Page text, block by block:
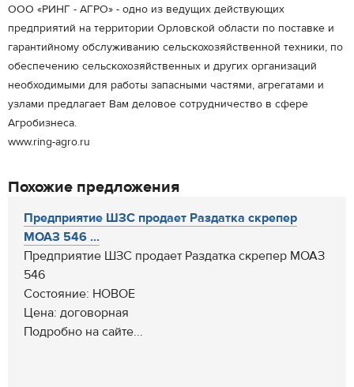
ООО «РИНГ - АГРО» - одно из ведущих действующих
предприятий на территории Орловской области по поставке и
гарантийному обслуживанию сельскохозяйственной техники, по
обеспечению сельскохозяйственных и других организаций
необходимыми для работы запасными частями, агрегатами и
узлами предлагает Вам деловое сотрудничество в сфере
Агробизнеса.
www.ring-agro.ru
Похожие предложения
Предприятие ШЗС продает Раздатка скрепер
МОАЗ 546 ...
Предприятие ШЗС продает Раздатка скрепер МОАЗ
546
Состояние: НОВОЕ
Цена: договорная
Подробно на сайте...